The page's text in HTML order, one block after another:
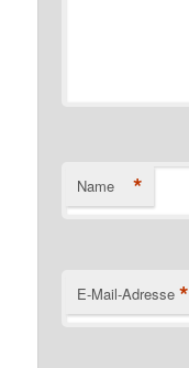
Name *
E-Mail-Adresse *